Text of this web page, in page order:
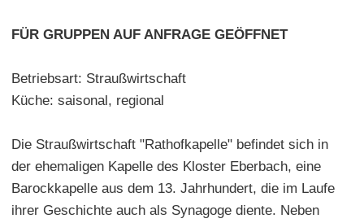
FÜR GRUPPEN AUF ANFRAGE GEÖFFNET
Betriebsart: Straußwirtschaft
Küche: saisonal, regional
Die Straußwirtschaft "Rathofkapelle" befindet sich in
der ehemaligen Kapelle des Kloster Eberbach, eine
Barockkapelle aus dem 13. Jahrhundert, die im Laufe
ihrer Geschichte auch als Synagoge diente. Neben